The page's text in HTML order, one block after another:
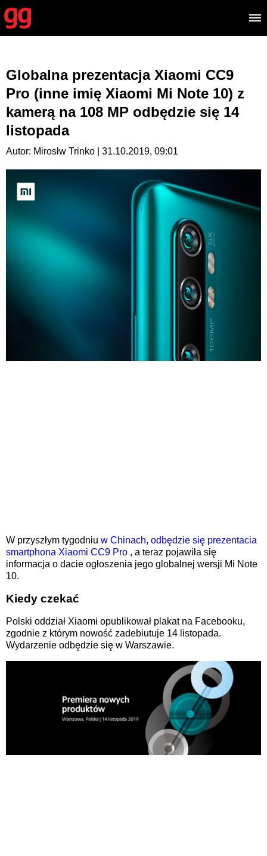
Globalna prezentacja Xiaomi CC9
Pro (inne imię Xiaomi Mi Note 10) z
kamerą na 108 MP odbędzie się 14
listopada
Autor: Mirosłw Trinko | 31.10.2019, 09:01
W przyszłym tygodniu w Chinach, odbędzie się prezentacia
smartphona Xiaomi CC9 Pro , a teraz pojawiła się
informacja o dacie ogłoszenia jego globalnej wersji Mi Note
10.
Kiedy czekać
Polski oddział Xiaomi opublikował plakat na Facebooku,
zgodnie z którym nowość zadebiutuje 14 listopada.
Wydarzenie odbędzie się w Warszawie.